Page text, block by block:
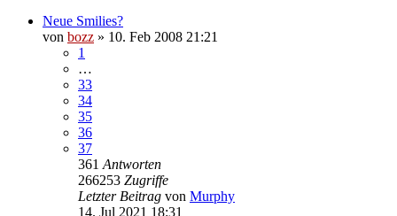
Neue Smilies?
von bozz » 10. Feb 2008 21:21
1
…
33
34
35
36
37
361 Antworten
266253 Zugriffe
Letzter Beitrag von Murphy
14. Jul 2021 18:31